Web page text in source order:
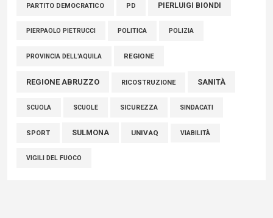
PARTITO DEMOCRATICO PD PIERLUIGI BIONDI
PIERPAOLO PIETRUCCI POLITICA POLIZIA
PROVINCIA DELL'AQUILA REGIONE
REGIONE ABRUZZO RICOSTRUZIONE SANITÀ
SCUOLA SCUOLE SICUREZZA SINDACATI
SPORT SULMONA UNIVAQ VIABILITÀ
VIGILI DEL FUOCO